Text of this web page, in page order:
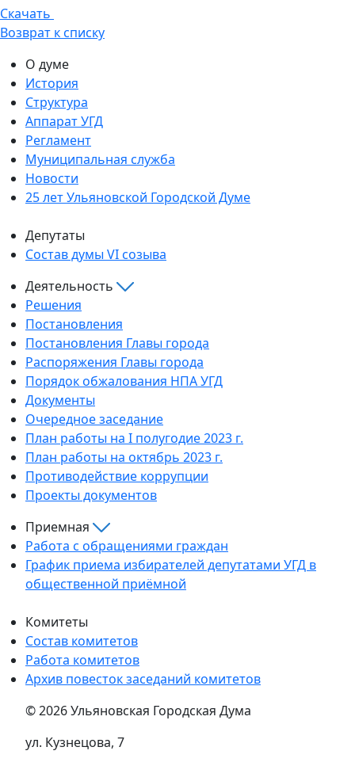
Скачать
Возврат к списку
О думе
История
Структура
Аппарат УГД
Регламент
Муниципальная служба
Новости
25 лет Ульяновской Городской Думе
Депутаты
Состав думы VI созыва
Деятельность
Решения
Постановления
Постановления Главы города
Распоряжения Главы города
Порядок обжалования НПА УГД
Документы
Очередное заседание
План работы на I полугодие 2023 г.
План работы на октябрь 2023 г.
Противодействие коррупции
Проекты документов
Приемная
Работа с обращениями граждан
График приема избирателей депутатами УГД в
общественной приёмной
Комитеты
Состав комитетов
Работа комитетов
Архив повесток заседаний комитетов
© 2026 Ульяновская Городская Дума
ул. Кузнецова, 7